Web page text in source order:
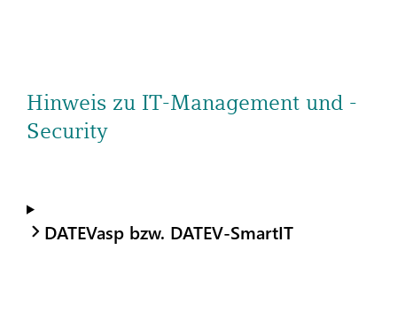
Hinweis zu IT-Management und -
Security
DATEVasp bzw. DATEV-SmartIT